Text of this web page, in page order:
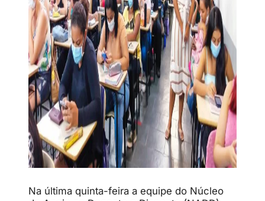
Na última quinta-feira a equipe do Núcleo